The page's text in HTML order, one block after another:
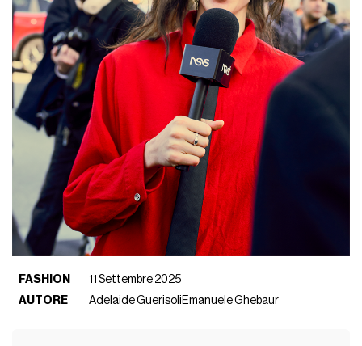
FASHION
11 Settembre 2025
AUTORE
Adelaide Guerisoli Emanuele Ghebaur